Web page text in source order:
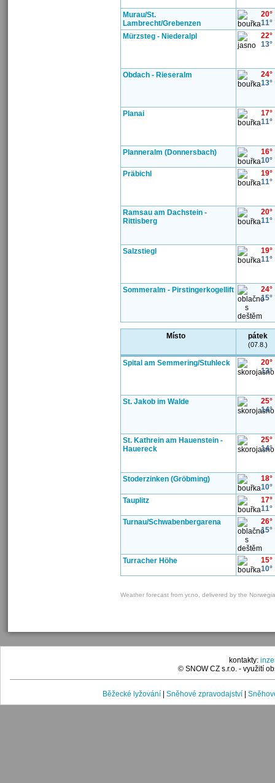
Murau/St.
Lambrecht/Grebenzen
20°
11°
Mürzsteg - Niederalpl
22°
13°
Obdach - Rieseralm
24°
13°
Planai
17°
11°
Planneralm (Donnersbach)
16°
10°
Präbichl
19°
11°
Ramsau am Dachstein -
Rittisberg
20°
11°
Salzstiegl
19°
11°
Sommeralm - Pirstingerkogellift
24°
15°
Místo pátek
(07.8.)
Spital am Semmering/Stuhleck
20°
13°
St. Jakob im Walde
25°
14°
St. Kathrein am Hauenstein -
Hauereck
25°
14°
Stoderzinken (Gröbming)
18°
10°
Tauplitz
17°
11°
Turnau/Schwabenbergarena
26°
15°
Turracher Höhe
15°
10°
Weather forecast from yr.no, delivered by the
kontakty:
© SNOW CZ s.r.o. - využití
Běžecké lyžování Sněhové zpravodajství